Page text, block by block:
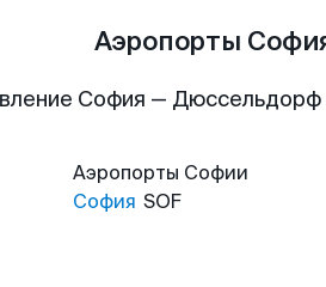
Аэропорты
София —
Аэропорты Софии
София SOF